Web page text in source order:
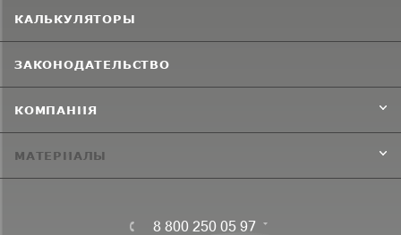
КАЛЬКУЛЯТОРЫ
ЗАКОНОДАТЕЛЬСТВО
КОМПАНИЯ
МАТЕРИАЛЫ
8 800 250 05 97